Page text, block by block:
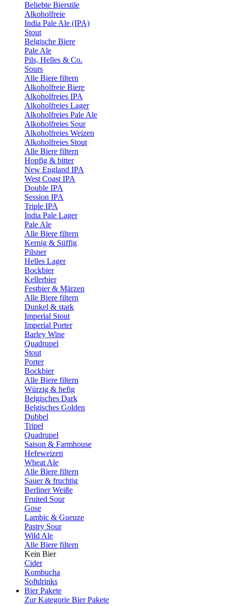
Beliebte Bierstile
Alkoholfreie
India Pale Ale (IPA)
Stout
Belgische Biere
Pale Ale
Pils, Helles & Co.
Sours
Alle Biere filtern
Alkoholfreie Biere
Alkoholfreies IPA
Alkoholfreies Lager
Alkoholfreies Pale Ale
Alkoholfreies Sour
Alkoholfreies Weizen
Alkoholfreies Stout
Alle Biere filtern
Hopfig & bitter
New England IPA
West Coast IPA
Double IPA
Session IPA
Triple IPA
India Pale Lager
Pale Ale
Alle Biere filtern
Kernig & Süffig
Pilsner
Helles Lager
Bockbier
Kellerbier
Festbier & Märzen
Alle Biere filtern
Dunkel & stark
Imperial Stout
Imperial Porter
Barley Wine
Quadrupel
Stout
Porter
Bockbier
Alle Biere filtern
Würzig & hefig
Belgisches Dark
Belgisches Golden
Dubbel
Tripel
Quadrupel
Saison & Farmhouse
Hefeweizen
Wheat Ale
Alle Biere filtern
Sauer & fruchtig
Berliner Weiße
Fruited Sour
Gose
Lambic & Gueuze
Pastry Sour
Wild Ale
Alle Biere filtern
Kein Bier
Cider
Kombucha
Softdrinks
Bier Pakete
Zur Kategorie Bier Pakete